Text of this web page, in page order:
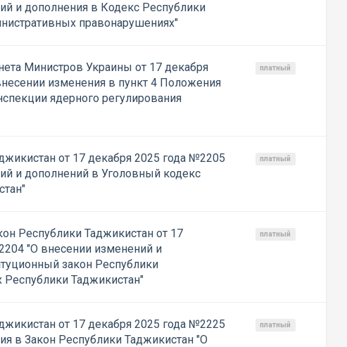
и дополнения в Кодекс Республики
правонарушениях"
Министров Украины от 17 декабря
изменения в пункт 4 Положения
ядерного регулирования
платный
от 17 декабря 2025 года №2205
и дополнений в Уголовный кодекс
платный
Республики Таджикистан от 17
"О внесении изменений и
закон Республики
Республики Таджикистан"
платный
от 17 декабря 2025 года №2225
в Закон Республики Таджикистан "О
платный